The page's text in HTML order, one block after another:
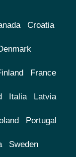
Croatia
France
Italia Latvia
Portugal
Sweden